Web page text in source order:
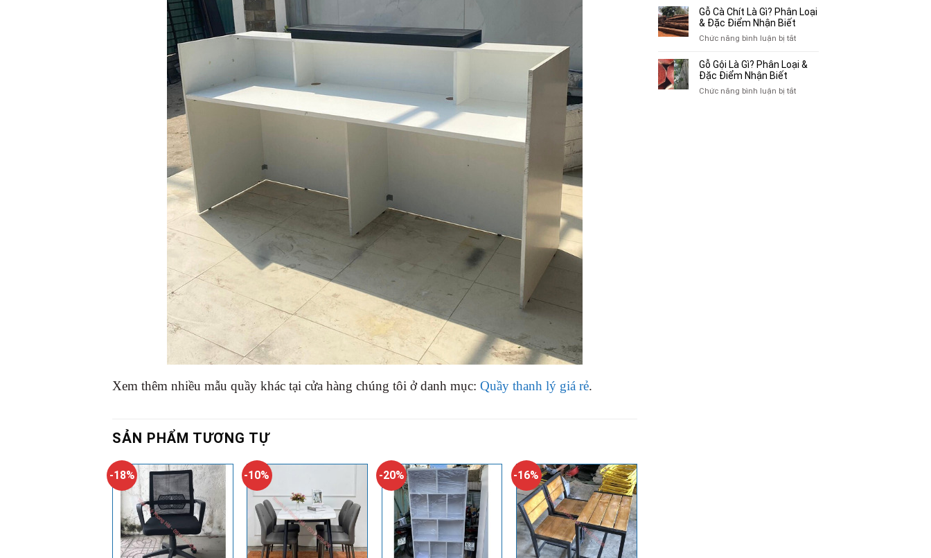
Xem thêm nhiều mẫu quầy khác tại cửa hàng chúng tôi ở danh mục: Quầy thanh lý giá rẻ.
SẢN PHẨM TƯƠNG TỰ
-18% -10% -20% -16%
Lôi
Cũ
Tại
Truyện
Tranh,
Tạp
Giá
Tại
10
Địa
Mua
Quần
Cũ
Gỗ Cà Chít Là Gì? Phân Loại
& Đặc Điểm Nhận Biết
Chức năng bình luận bị tắtở
Cà
Gì?
Gỗ Gội Là Gì? Phân Loại &
Đặc Điểm Nhận Biết
Chức năng bình luận bị tắtở